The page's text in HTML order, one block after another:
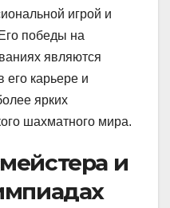
игрой и
победы на
являются
карьере и
ярких
шахматного мира.
и